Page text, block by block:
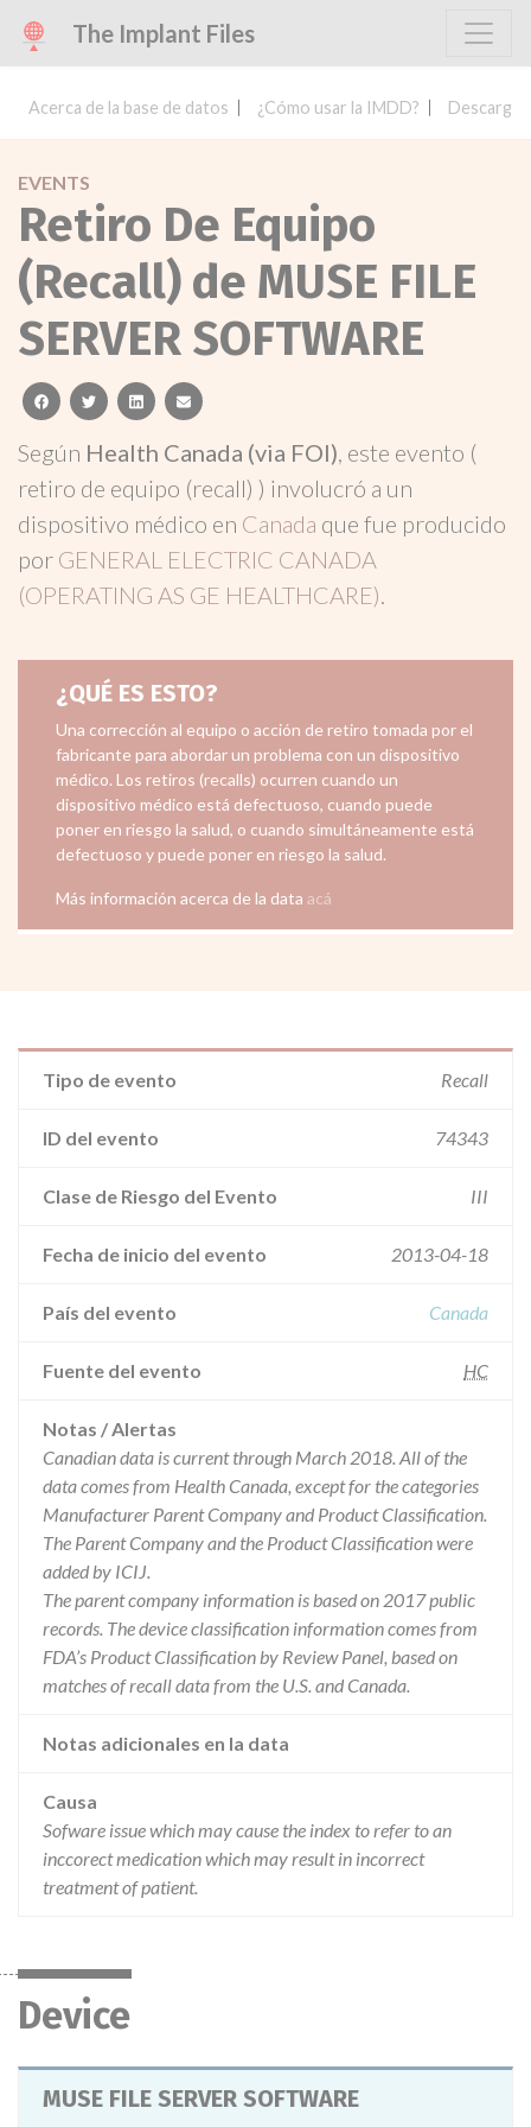
The Implant Files
Acerca de la base de datos ¿Cómo usar la IMDD? Descargar
EVENTS
Retiro De Equipo
(Recall) de MUSE FILE
SERVER SOFTWARE
facebooktwitterlinkedinemail
Según Health Canada (via FOI), este evento (
retiro de equipo (recall) ) involucró a un
dispositivo médico en Canada que fue producido
por GENERAL ELECTRIC CANADA
(OPERATING AS GE HEALTHCARE).
¿QUÉ ES ESTO?
Una corrección al equipo o acción de retiro tomada por el
fabricante para abordar un problema con un dispositivo
médico. Los retiros (recalls) ocurren cuando un
dispositivo médico está defectuoso, cuando puede
poner en riesgo la salud, o cuando simultáneamente está
defectuoso y puede poner en riesgo la salud.
Más información acerca de la data acá
Tipo de evento Recall
ID del evento 74343
Clase de Riesgo del Evento III
Fecha de inicio del evento 2013-04-18
País del evento Canada
Fuente del evento HC
Notas / Alertas
Canadian data is current through March 2018. All of the
data comes from Health Canada, except for the categories
Manufacturer Parent Company and Product Classification.
The Parent Company and the Product Classification were
added by ICIJ.
The parent company information is based on 2017 public
records. The device classification information comes from
FDA’s Product Classification by Review Panel, based on
matches of recall data from the U.S. and Canada.
Notas adicionales en la data
Causa
Sofware issue which may cause the index to refer to an
inccorect medication which may result in incorrect
treatment of patient.
Device
MUSE FILE SERVER SOFTWARE